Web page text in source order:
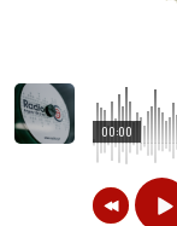
00:00